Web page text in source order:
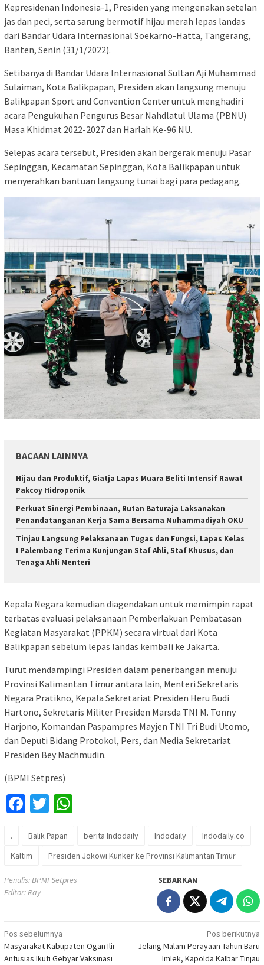
Kepresidenan Indonesia-1, Presiden yang mengenakan setelan
jas dan peci, serta sarung bermotif hijau merah lepas landas
dari Bandar Udara Internasional Soekarno-Hatta, Tangerang,
Banten, Senin (31/1/2022).
Setibanya di Bandar Udara Internasional Sultan Aji Muhammad
Sulaiman, Kota Balikpapan, Presiden akan langsung menuju
Balikpapan Sport and Convention Center untuk menghadiri
acara Pengukuhan Pengurus Besar Nahdlatul Ulama (PBNU)
Masa Khidmat 2022-2027 dan Harlah Ke-96 NU.
Selepas acara tersebut, Presiden akan bergerak menuju Pasar
Sepinggan, Kecamatan Sepinggan, Kota Balikpapan untuk
menyerahkan bantuan langsung tunai bagi para pedagang.
BACAAN LAINNYA
Hijau dan Produktif, Giatja Lapas Muara Beliti Intensif Rawat
Pakcoy Hidroponik
Perkuat Sinergi Pembinaan, Rutan Baturaja Laksanakan
Penandatanganan Kerja Sama Bersama Muhammadiyah OKU
Tinjau Langsung Pelaksanaan Tugas dan Fungsi, Lapas Kelas
I Palembang Terima Kunjungan Staf Ahli, Staf Khusus, dan
Tenaga Ahli Menteri
Kepala Negara kemudian diagendakan untuk memimpin rapat
terbatas evaluasi pelaksanaan Pemberlakuan Pembatasan
Kegiatan Masyarakat (PPKM) secara virtual dari Kota
Balikpapan sebelum lepas landas kembali ke Jakarta.
Turut mendampingi Presiden dalam penerbangan menuju
Provinsi Kalimantan Timur antara lain, Menteri Sekretaris
Negara Pratikno, Kepala Sekretariat Presiden Heru Budi
Hartono, Sekretaris Militer Presiden Marsda TNI M. Tonny
Harjono, Komandan Paspampres Mayjen TNI Tri Budi Utomo,
dan Deputi Bidang Protokol, Pers, dan Media Sekretariat
Presiden Bey Machmudin.
(BPMI Setpres)
Facebook
Twitter
. Balik Papan berita Indodaily Indodaily
Indodaily.co
Kaltim
Presiden Jokowi Kunker ke Provinsi Kalimantan Timur
Penulis: BPMI Setpres
Editor: Ray
SEBARKAN
Navigasi
pos
Pos sebelumnya
Masyarakat Kabupaten Ogan Ilir
Antusias Ikuti Gebyar Vaksinasi
Pos berikutnya
Jelang Malam Perayaan Tahun Baru
Imlek, Kapolda Kalbar Tinjau